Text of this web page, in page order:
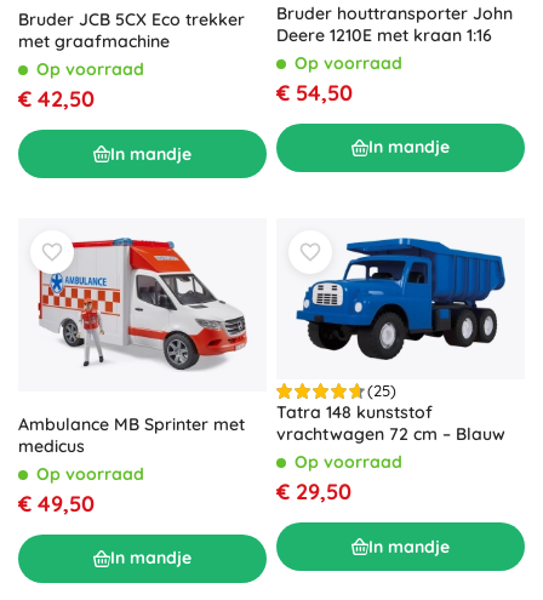
Bruder JCB 5CX Eco trekker
met graafmachine
Op voorraad
€ 42,50
In mandje
Bruder houttransporter John
Deere 1210E met kraan 1:16
Op voorraad
€ 54,50
In mandje
Ambulance MB Sprinter met
medicus
Op voorraad
€ 49,50
In mandje
(25)
Tatra 148 kunststof
vrachtwagen 72 cm – Blauw
Op voorraad
€ 29,50
In mandje